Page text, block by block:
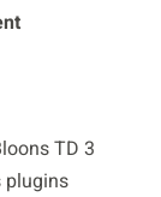
TD 3
plugins